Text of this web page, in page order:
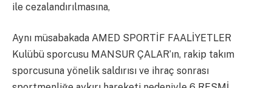
ile cezalandırılmasına,
Aynı müsabakada AMED SPORTİF FAALİYETLER
Kulübü sporcusu MANSUR ÇALAR’ın, rakip takım
sporcusuna yönelik saldırısı ve ihraç sonrası